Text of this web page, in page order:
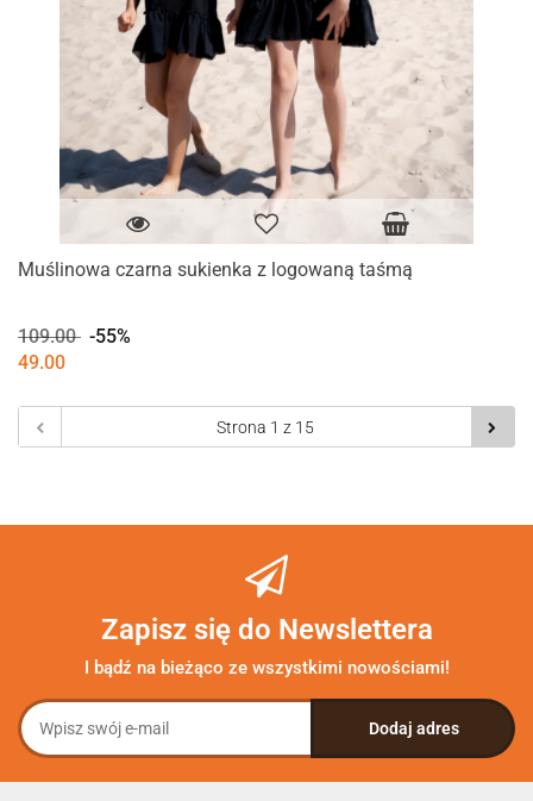
Muślinowa czarna sukienka z logowaną taśmą
109.00 -55%
49.00
Zapisz się do Newslettera
I bądź na bieżąco ze wszystkimi nowościami!